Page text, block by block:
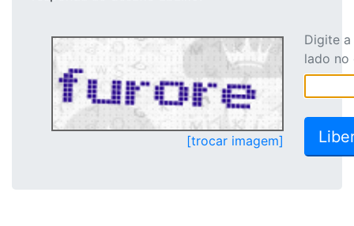
[trocar imagem]
Digite
lado no